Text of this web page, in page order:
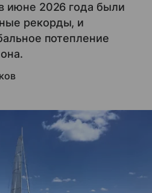
июне 2026 года были
рекорды, и
потепление